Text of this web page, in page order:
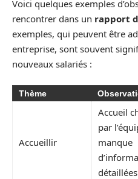
Voici quelques exemples
rencontrer dans un rapport
exemples, qui peuvent être
entreprise, sont souvent
nouveaux salariés :
Thème
Accueillir
Accueil
par
manque